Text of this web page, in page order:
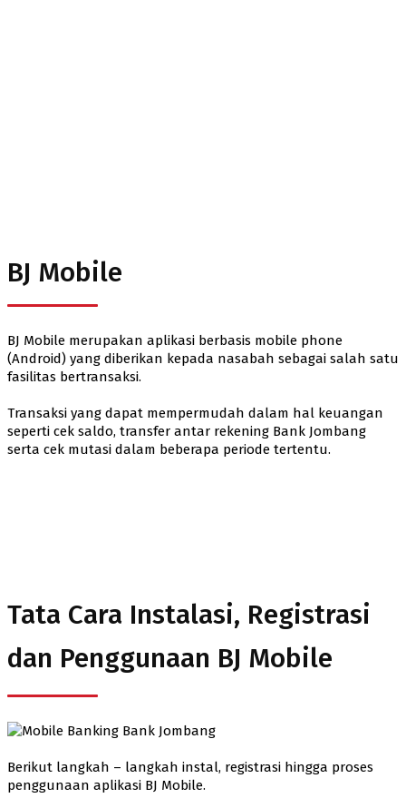
BJ Mobile
BJ Mobile merupakan aplikasi berbasis mobile phone
(Android) yang diberikan kepada nasabah sebagai salah satu
fasilitas bertransaksi.
Transaksi yang dapat mempermudah dalam hal keuangan
seperti cek saldo, transfer antar rekening Bank Jombang
serta cek mutasi dalam beberapa periode tertentu.
Tata Cara Instalasi, Registrasi
dan Penggunaan BJ Mobile
Berikut langkah – langkah instal, registrasi hingga proses
penggunaan aplikasi BJ Mobile.